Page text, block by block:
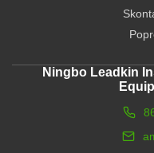
Ningbo Leadkin